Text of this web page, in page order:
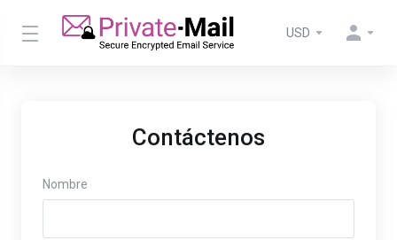
USD
Contáctenos
Nombre